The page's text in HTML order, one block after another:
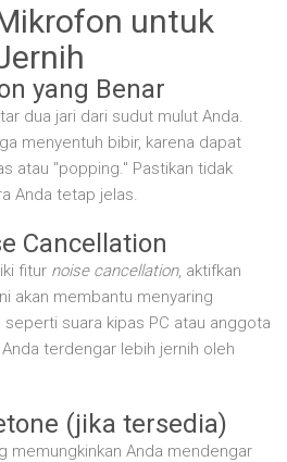
untuk
yang Benar
dua jari dari sudut mulut Anda.
menyentuh bibir, karena dapat
atau "popping." Pastikan tidak
Anda tetap jelas.
Cancellation
fitur noise cancellation, aktifkan
akan membantu menyaring
suara kipas PC atau anggota
terdengar lebih jernih oleh
(jika tersedia)
memungkinkan Anda mendengar